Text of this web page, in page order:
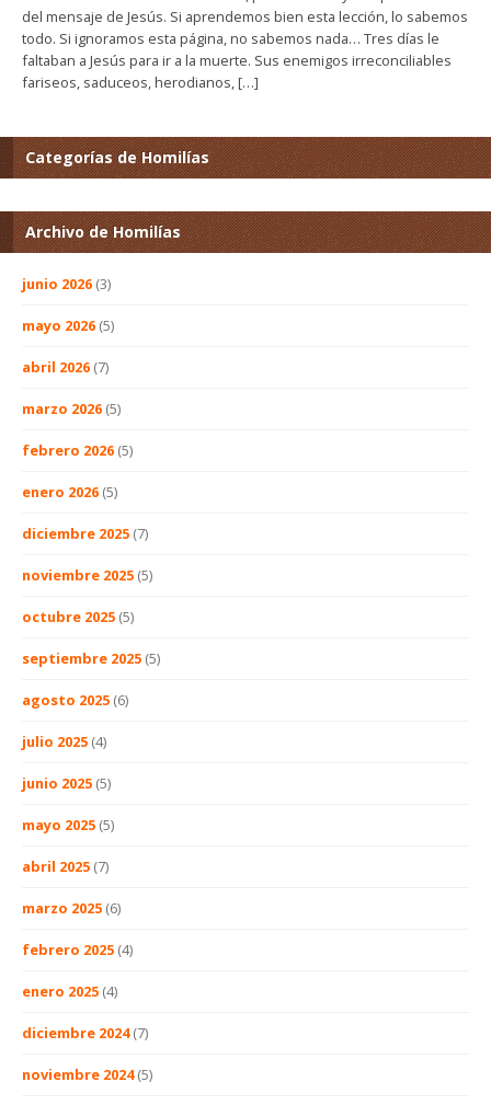
del mensaje de Jesús. Si aprendemos bien esta lección, lo sabemos
todo. Si ignoramos esta página, no sabemos nada… Tres días le
faltaban a Jesús para ir a la muerte. Sus enemigos irreconciliables
fariseos, saduceos, herodianos, […]
Categorías de Homilías
Archivo de Homilías
junio 2026 (3)
mayo 2026 (5)
abril 2026 (7)
marzo 2026 (5)
febrero 2026 (5)
enero 2026 (5)
diciembre 2025 (7)
noviembre 2025 (5)
octubre 2025 (5)
septiembre 2025 (5)
agosto 2025 (6)
julio 2025 (4)
junio 2025 (5)
mayo 2025 (5)
abril 2025 (7)
marzo 2025 (6)
febrero 2025 (4)
enero 2025 (4)
diciembre 2024(7)
noviembre 2024(5)